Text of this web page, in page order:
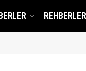
REHBERLER